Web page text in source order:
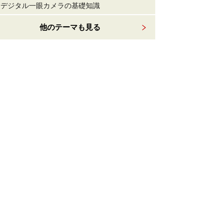
デジタル一眼カメラの基礎知識
他のテーマも見る